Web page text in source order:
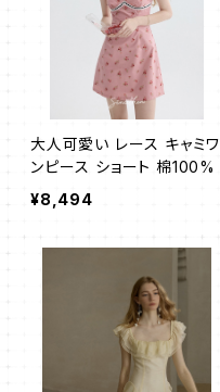
大人可愛い レース キャミワ
ンピース ショート 棉100%
¥8,494